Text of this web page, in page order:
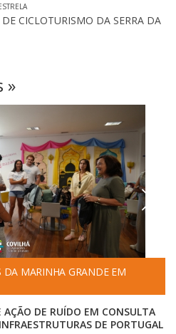
CICLOTURISMO DA SERRA DA
»
DA MARINHA GRANDE EM
AÇÃO DE RUÍDO EM CONSULTA
DE PORTUGAL